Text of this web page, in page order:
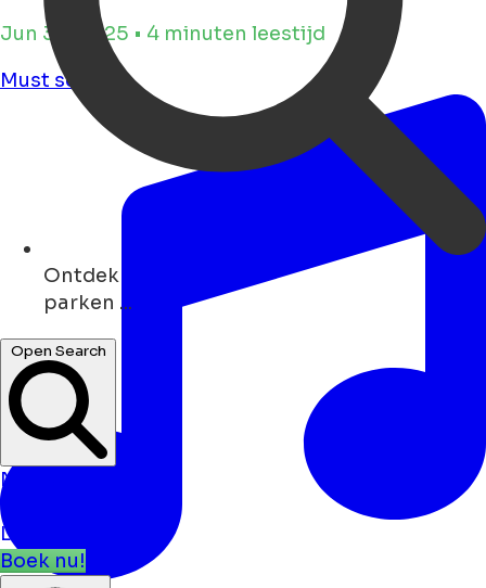
Ontdek
cafés ...
Open Search
Nieuws
Evenementen
Locaties
Boek nu!
Jun 30, 2025 • 4 minuten leestijd
Must see